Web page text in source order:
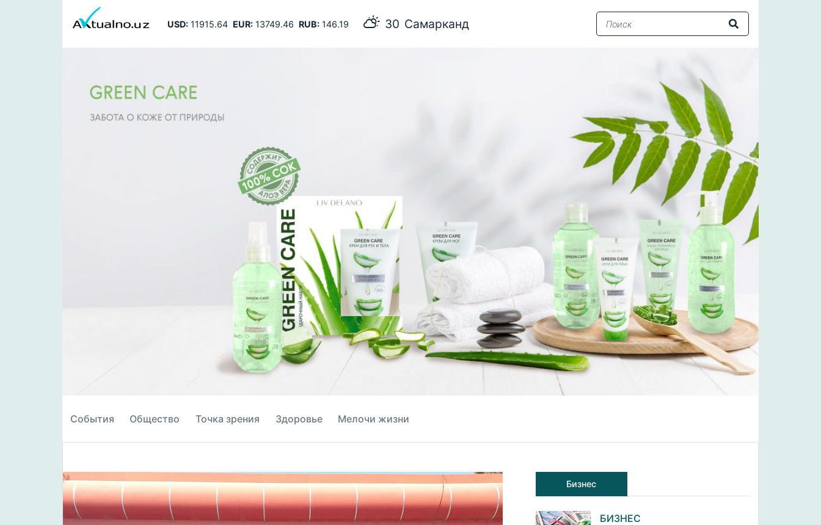
USD:11915.64 EUR:13749.46 RUB:146.19 30 Самарканд
События Общество Точка зрения Здоровье Мелочи жизни
Бизнес
БИЗНЕС